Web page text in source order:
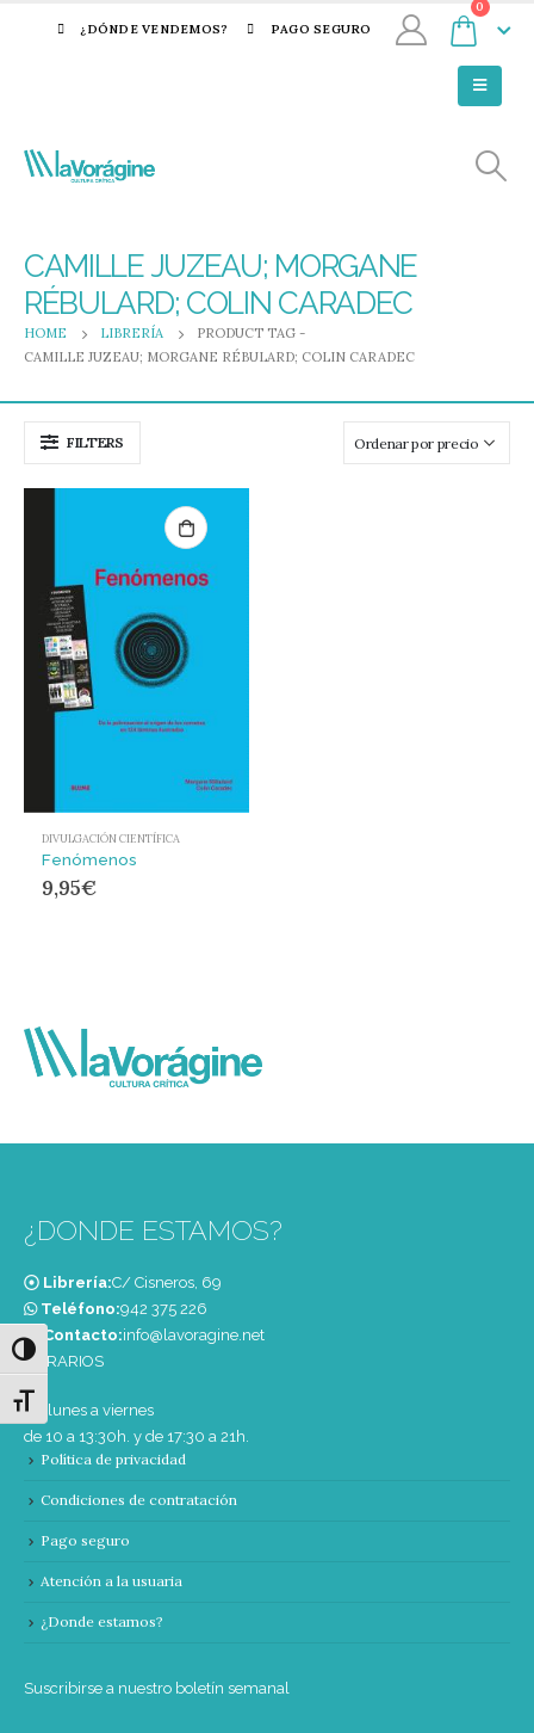
Alternar alto contraste
Alternar tamaño de letra
¿DÓNDE VENDEMOS? PAGO SEGURO
0
CAMILLE JUZEAU; MORGANE
RÉBULARD; COLIN CARADEC
HOME LIBRERÍA
PRODUCT TAG -
CAMILLE JUZEAU; MORGANE RÉBULARD; COLIN CARADEC
FILTERS
DIVULGACIÓN CIENTÍFICA
Fenómenos
9,95€
¿DONDE ESTAMOS?
Librería:C/ Cisneros, 69
Teléfono:‭942 375 226‬
Contacto:info@lavoragine.net
HORARIOS
De lunes a viernes
de 10 a 13:30h. y de 17:30 a 21h.
Política de privacidad
Condiciones de contratación
Pago seguro
Atención a la usuaria
¿Donde estamos?
Suscribirse a nuestro boletín semanal